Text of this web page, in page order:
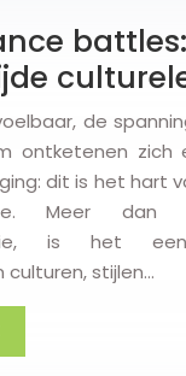
de
ontketenen zich
dit is het hart
Meer dan
is het
culturen, stijlen…